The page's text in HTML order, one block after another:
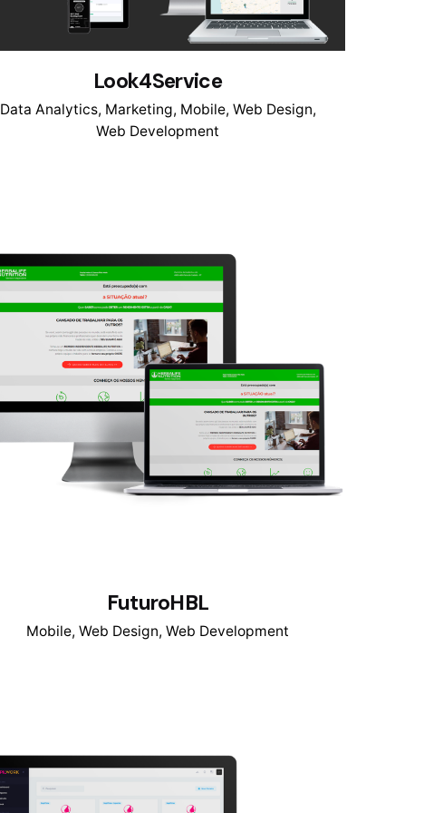
Look4Service
Data Analytics Marketing Mobile Web Design
Web Development
FuturoHBL
Mobile Web Design Web Development